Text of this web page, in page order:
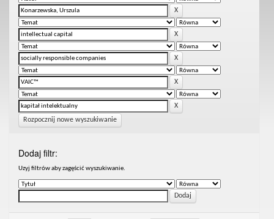
Rozpocznij nowe wyszukiwanie
Dodaj filtr:
Uzyj filtrów aby zagęścić wyszukiwanie.